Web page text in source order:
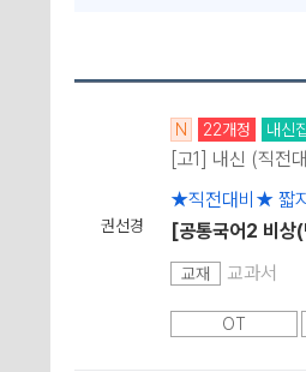
권선경
N 22개정 내신
[고1] 내신 (직전
★직전대비★ 짧
[공통국어2 비
교재 교과서
OT